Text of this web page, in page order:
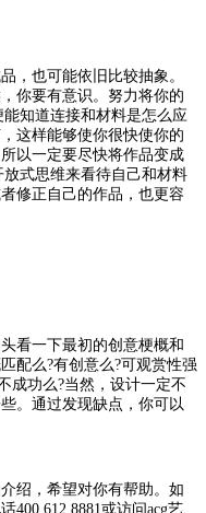
，也可能依旧比较抽象。
你要有意识。努力将你的
知道连接和材料是怎么应
这样能够使你很快使你的
以一定要尽快将作品变成
式思维来看待自己和材料
修正自己的作品，也更容
看一下最初的创意梗概和
配么?有创意么?可观赏性强
成功么?当然，设计一定不
。通过发现缺点，你可以
绍，希望对你有帮助。如
400 612 8881或访问acg艺